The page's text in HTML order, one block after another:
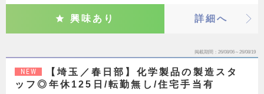
興味あり 詳細へ
掲載期間 26/08/06～26/08/19
NEW
【埼玉／春日部】化学製品の製造スタ
ッフ◎年休125日/転勤無し/住宅手当有